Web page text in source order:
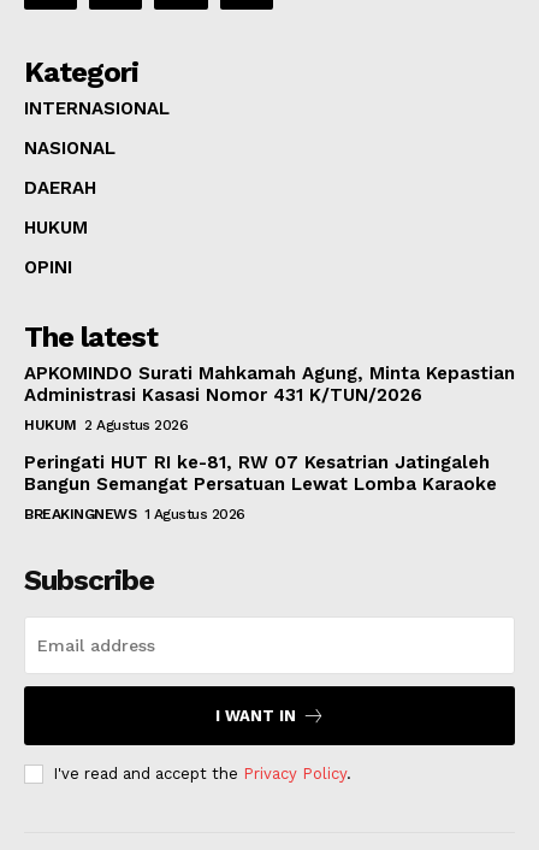
Kategori
INTERNASIONAL
NASIONAL
DAERAH
HUKUM
OPINI
The latest
APKOMINDO Surati Mahkamah Agung, Minta Kepastian
Administrasi Kasasi Nomor 431 K/TUN/2026
HUKUM 2 Agustus 2026
Peringati HUT RI ke-81, RW 07 Kesatrian Jatingaleh
Bangun Semangat Persatuan Lewat Lomba Karaoke
BREAKINGNEWS 1 Agustus 2026
Subscribe
I WANT IN
I've read and accept the Privacy Policy.